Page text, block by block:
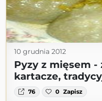
10 grudnia 2012
Pyzy z mięsem
kartacze,
76 0 Zapisz